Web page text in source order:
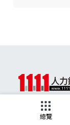
總覽